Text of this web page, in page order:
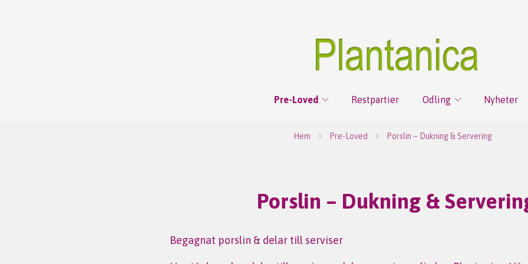
Pre-Loved Restpartier Odling Nyheter
Hem Pre-Loved Porslin – Dukning & Servering
Porslin – Dukning &
Begagnat porslin & delar till serviser